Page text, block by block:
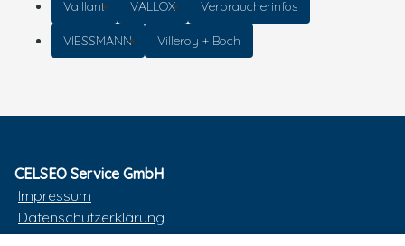
Vaillant VALLOX Verbraucherinfos
VIESSMANN Villeroy + Boch
CELSEO Service GmbH
Impressum
Datenschutzerklärung
AGB